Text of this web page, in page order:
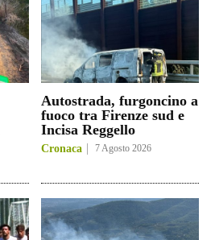
Autostrada, furgoncino a
fuoco tra Firenze sud e
Incisa Reggello
Cronaca 7 Agosto 2026